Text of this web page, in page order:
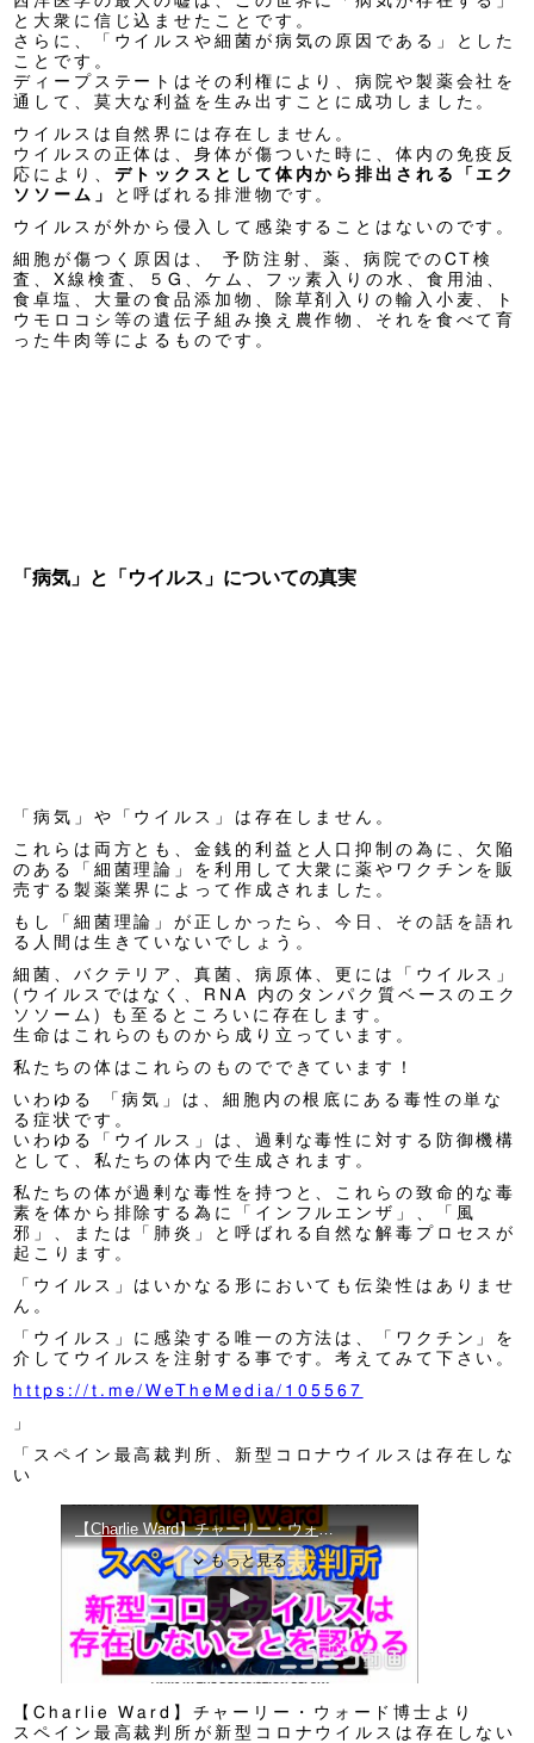
と大衆に信じ込ませたことです。
さらに、「ウイルスや細菌が病気の原因である」とした
ことです。
ディープステートはその利権により、病院や製薬会社を
通して、莫大な利益を生み出すことに成功しました。
ウイルスは自然界には存在しません。
ウイルスの正体は、身体が傷ついた時に、体内の免疫反
応により、 デトックスとして体内から排出される「エク
ソソーム」
と呼ばれる排泄物です。
ウイルスが外から侵入して感染することはないのです。
細胞が傷つく原因は、 予防注射、薬、病院でのCT検
査、X線検査、５G、ケム、フッ素入りの水、食用油、
食卓塩、大量の食品添加物、除草剤入りの輸入小麦、ト
ウモロコシ等の遺伝子組み換え農作物、それを食べて育
った牛肉等によるものです。
「病気」と「ウイルス」についての真実
「病気」や「ウイルス」は存在しません。
これらは両方とも、金銭的利益と人口抑制の為に、欠陥
のある「細菌理論」を利用して大衆に薬やワクチンを販
売する製薬業界によって作成されました。
もし「細菌理論」が正しかったら、今日、その話を語れ
る人間は生きていないでしょう。
細菌、バクテリア、真菌、病原体、更には「ウイルス」
(ウイルスではなく、RNA 内のタンパク質ベースのエク
ソソーム) も至るところいに存在します。
生命はこれらのものから成り立っています。
私たちの体はこれらのものでできています！
いわゆる 「病気」は、細胞内の根底にある毒性の単な
る症状です。
いわゆる「ウイルス」は、過剰な毒性に対する防御機構
として、私たちの体内で生成されます。
私たちの体が過剰な毒性を持つと、これらの致命的な毒
素を体から排除する為に「インフルエンザ」、「風
邪」、または「肺炎」と呼ばれる自然な解毒プロセスが
起こります。
「ウイルス」はいかなる形においても伝染性はありませ
ん。
「ウイルス」に感染する唯一の方法は、「ワクチン」を
介してウイルスを注射する事です。考えてみて下さい。
https://t.me/WeTheMedia/105567
」
「スペイン最高裁判所、新型コロナウイルスは存在しな
い
【Charlie Ward】チャーリー・ウォード博士より
スペイン最高裁判所が新型コロナウイルスは存在しない